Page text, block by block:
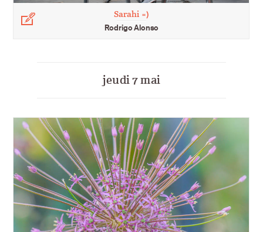
Sarahi =)
Rodrigo Alonso
jeudi 7 mai